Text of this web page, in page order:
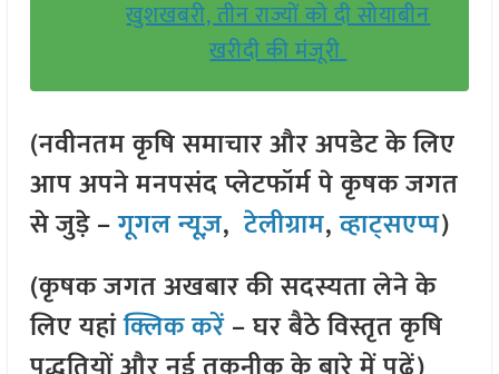
खुशखबरी, तीन राज्यों को दी सोयाबीन
खरीदी की मंजूरी
(नवीनतम कृषि समाचार और अपडेट के लिए
आप अपने मनपसंद प्लेटफॉर्म पे कृषक जगत
से जुड़े –गूगल न्यूज़,टेलीग्राम,व्हाट्सएप्प)
(कृषक जगत अखबार की सदस्यता लेने के
लिए यहांक्लिक करें– घर बैठे विस्तृत कृषि